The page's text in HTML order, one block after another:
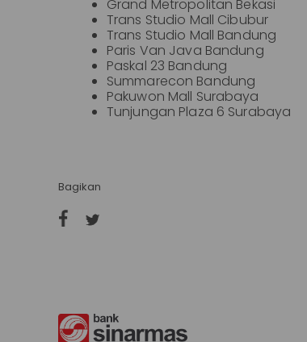
Grand Metropolitan Bekasi
Trans Studio Mall Cibubur
Trans Studio Mall Bandung
Paris Van Java Bandung
Paskal 23 Bandung
Summarecon Bandung
Pakuwon Mall Surabaya
Tunjungan Plaza 6 Surabaya
Bagikan